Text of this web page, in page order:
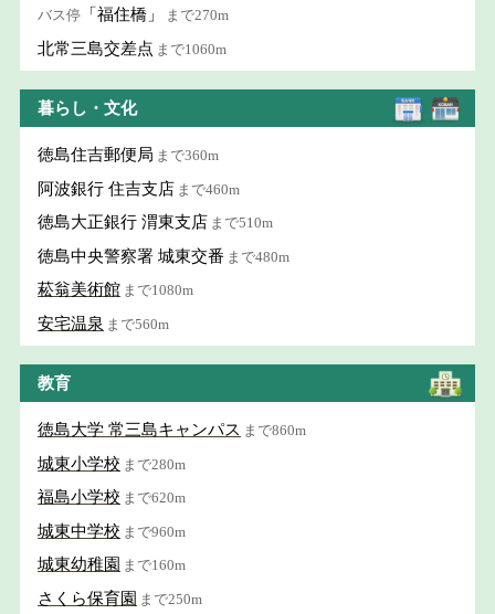
バス停 「福住橋」 まで270m
北常三島交差点 まで1060m
暮らし・文化
徳島住吉郵便局 まで360m
阿波銀行 住吉支店 まで460m
徳島大正銀行 渭東支店 まで510m
徳島中央警察署 城東交番 まで480m
菘翁美術館 まで1080m
安宅温泉 まで560m
教育
徳島大学 常三島キャンパス まで860m
城東小学校 まで280m
福島小学校 まで620m
城東中学校 まで960m
城東幼稚園 まで160m
さくら保育園 まで250m